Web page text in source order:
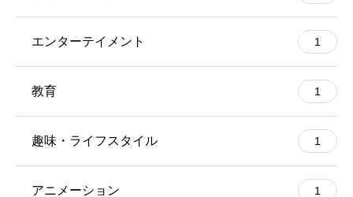
エンターテイメント 1
教育 1
趣味・ライフスタイル 1
アニメーション 1